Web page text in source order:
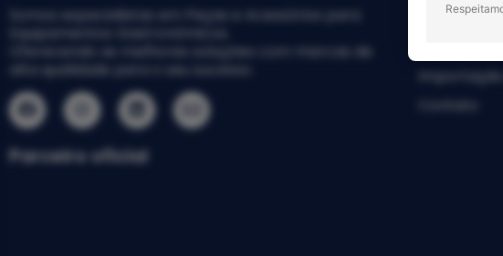
Somos especialistas em Peças e Acessórios para
Equipamentos Gastronômicos.
Oferecendo as melhores soluções com marcas de
Parceiro oficial
Produtos